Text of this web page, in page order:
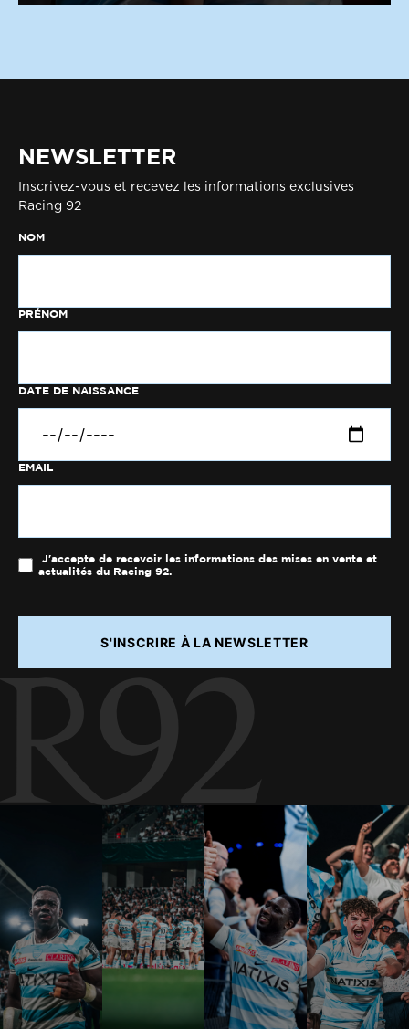
NEWSLETTER
Inscrivez-vous et recevez les informations exclusives
Racing 92
NOM
PRÉNOM
DATE DE NAISSANCE
EMAIL
J'accepte de recevoir les informations des mises en vente et
actualités du Racing 92.
S'INSCRIRE À LA NEWSLETTER